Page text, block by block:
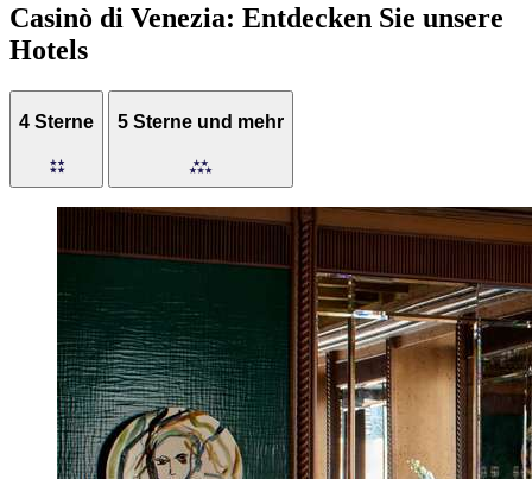
Casinò di Venezia: Entdecken Sie unsere
Hotels
4 Sterne 5 Sterne und mehr